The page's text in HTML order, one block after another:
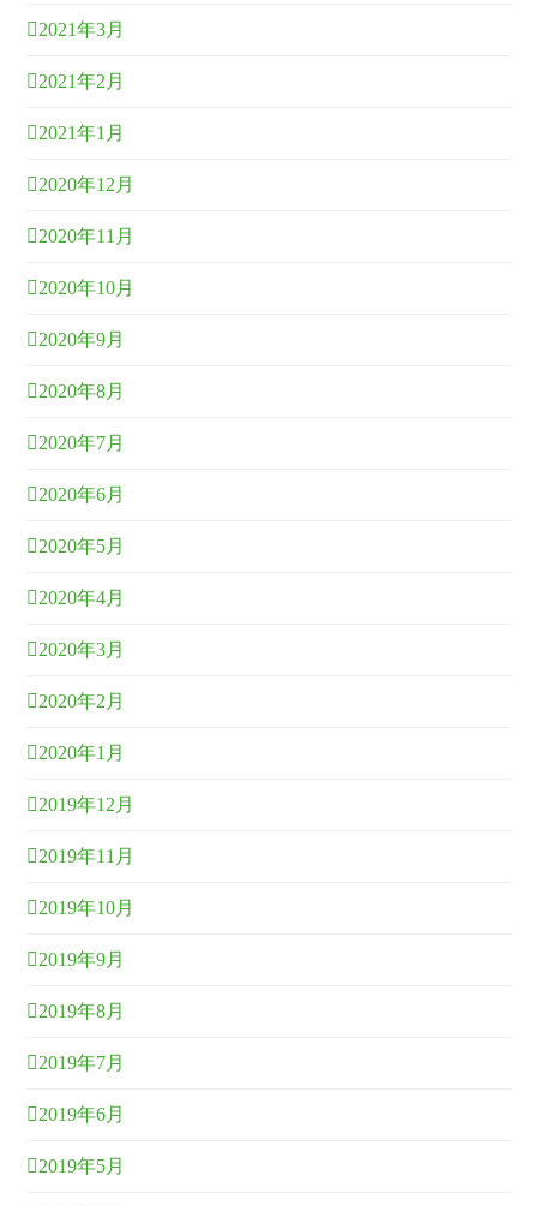
2021年3月
2021年2月
2021年1月
2020年12月
2020年11月
2020年10月
2020年9月
2020年8月
2020年7月
2020年6月
2020年5月
2020年4月
2020年3月
2020年2月
2020年1月
2019年12月
2019年11月
2019年10月
2019年9月
2019年8月
2019年7月
2019年6月
2019年5月